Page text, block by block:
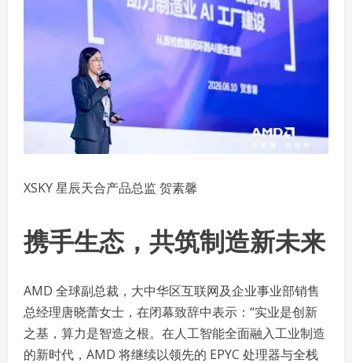
XSKY 星辰天合产品总监 贺素馨
携手生态，共筑制造新未来
AMD 全球副总裁，大中华区互联网及企业事业部销售
总经理唐晓蕾女士，在闭幕致辞中表示：“实业是创新
之基，算力是智造之根。在人工智能全面融入工业制造
的新时代，AMD 将继续以领先的 EPYC 处理器与全栈